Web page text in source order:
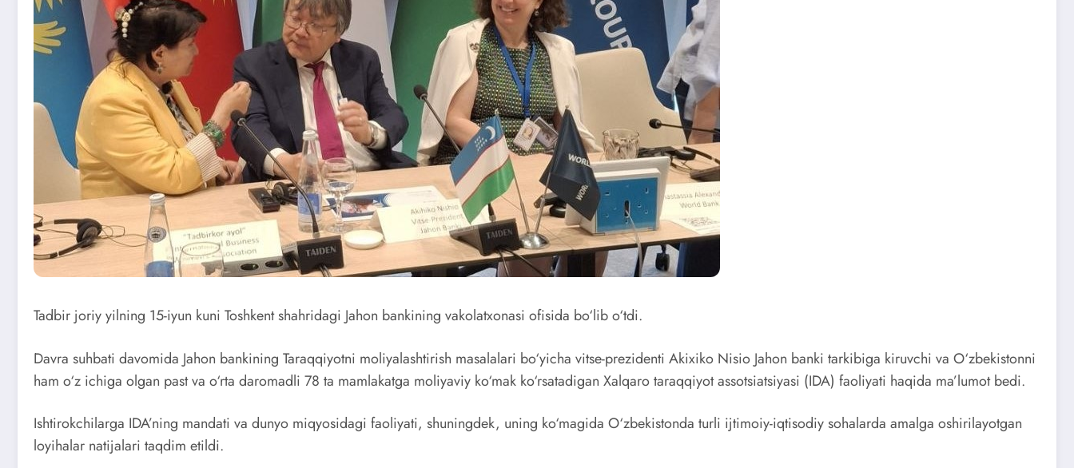
Tadbir joriy yilning 15-iyun kuni Toshkent shahridagi Jahon bankining vakolatxonasi ofisida bo‘lib o‘tdi.
Davra suhbati davomida Jahon bankining Taraqqiyotni moliyalashtirish masalalari bo‘yicha vitse-prezidenti Akixiko Nisio Jahon banki tarkibiga kiruvchi va O‘zbekistonni
ham o‘z ichiga olgan past va o‘rta daromadli 78 ta mamlakatga moliyaviy ko‘mak ko‘rsatadigan Xalqaro taraqqiyot assotsiatsiyasi (IDA) faoliyati haqida ma’lumot bedi.
Ishtirokchilarga IDA’ning mandati va dunyo miqyosidagi faoliyati, shuningdek, uning ko‘magida O‘zbekistonda turli ijtimoiy-iqtisodiy sohalarda amalga oshirilayotgan
loyihalar natijalari taqdim etildi.